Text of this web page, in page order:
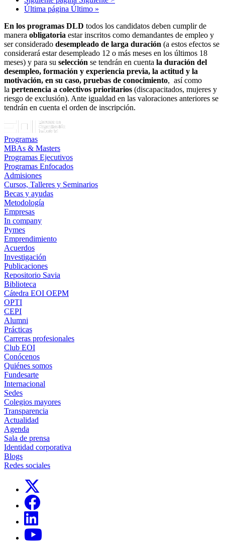
Última página Último »
En los programas DLD todos los candidatos deben cumplir de
manera obligatoria estar inscritos como demandantes de empleo y
ser considerado desempleado de larga duración (a estos efectos se
considerará estar desempleado 12 o más meses en los últimos 18
meses) y para su selección se tendrán en cuenta la duración del
desempleo, formación y experiencia previa, la actitud y la
motivación, en su caso, pruebas de conocimiento, así como
la pertenencia a colectivos prioritarios (discapacitados, mujeres y
riesgo de exclusión). Ante igualdad en las valoraciones anteriores se
tendrán en cuenta el orden de inscripción.
Programas
MBAs & Masters
Programas Ejecutivos
Programas Enfocados
Admisiones
Cursos, Talleres y Seminarios
Becas y ayudas
Metodología
Empresas
In company
Pymes
Emprendimiento
Acuerdos
Investigación
Publicaciones
Repositorio Savia
Biblioteca
Cátedra EOI OEPM
OPTI
CEPI
Alumni
Prácticas
Carreras profesionales
Club EOI
Conócenos
Quiénes somos
Fundesarte
Internacional
Sedes
Colegios mayores
Transparencia
Actualidad
Agenda
Sala de prensa
Identidad corporativa
Blogs
Redes sociales
Links, Opens in this window
Links, Opens in this window